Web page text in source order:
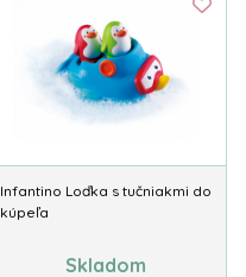
Infantino Loďka s tučniakmi do
kúpeľa
Skladom